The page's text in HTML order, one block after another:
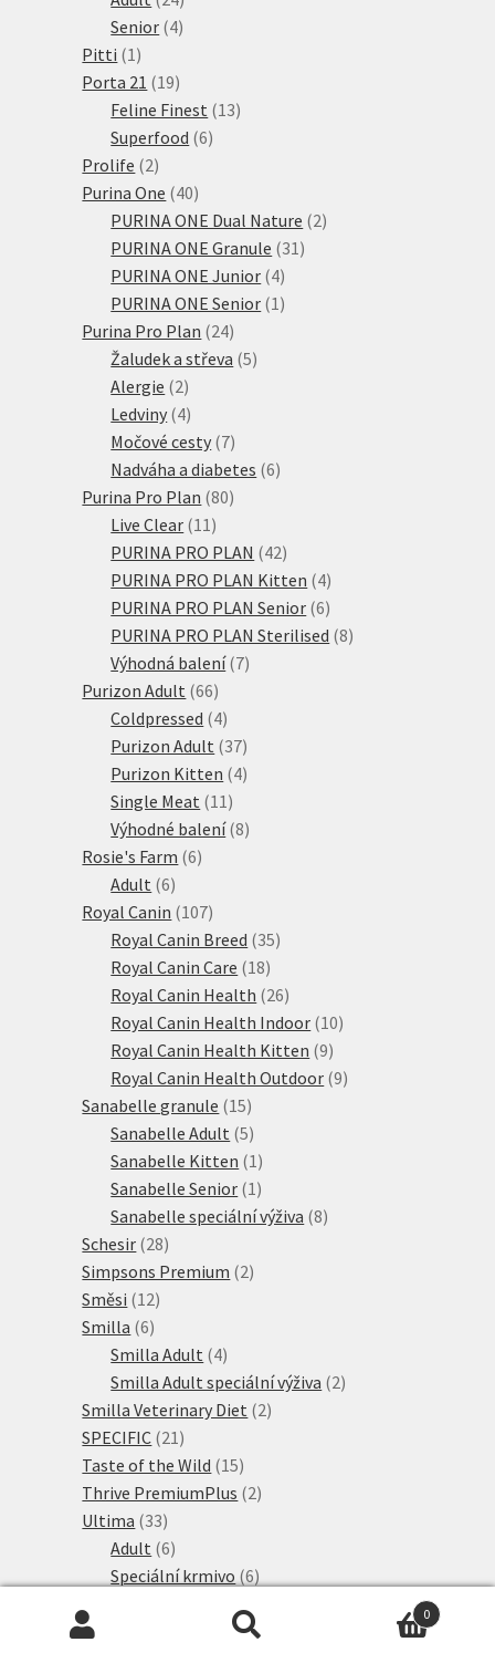
produktů
Senior 44
Pitti 1 1
produkt
Porta 21 1919
produktů
Feline Finest 1313
Superfood 66
Prolife 22
produkty
Purina One 4040
produktů
PURINA ONE Dual Nature 22
PURINA ONE Granule 31 31
PURINA ONE Junior 44
produkty
PURINA ONE Senior 1 1
Purina Pro Plan 2424
produktů
Žaludek a střeva 55
Alergie 22
produkty
Ledviny 44
produkty
Močové cesty 77
produktů
Nadváha a diabetes 66
Purina Pro Plan 8080
Live Clear 11 11
produktů
PURINA PRO PLAN 4242
produktů
PURINA PRO PLAN Kitten 44
produkty
PURINA PRO PLAN Senior 66
produktů
PURINA PRO PLAN Sterilised 88
Výhodná balení 77
Purizon Adult 6666
produktů
Coldpressed 44
produkty
Purizon Adult 3737
produktů
Purizon Kitten 44
Single Meat 11 11
produktů
Výhodné balení 88
Rosie's Farm 66
Adult 66
produktů
Royal Canin 107107
produktů
Royal Canin Breed 3535
Royal Canin Care 1818
produktů
Royal Canin Health 2626
produktů
Royal Canin Health Indoor 1010
Royal Canin Health Kitten 99
produktů
Royal Canin Health Outdoor 99
Sanabelle granule 1515
produktů
Sanabelle Adult 55
produktů
Sanabelle Kitten 1 1
produkt
Sanabelle Senior 1 1
produkt
Sanabelle speciální výživa 88
Schesir 2828
produktů
Simpsons Premium 22
Směsi 1212
Smilla 66
produktů
Smilla Adult 44
produkty
Smilla Adult speciální výživa 22
Smilla Veterinary Diet 22
SPECIFIC 21 21
produktů
Taste of the Wild 1515
produktů
Thrive PremiumPlus 22
Ultima 3333
produktů
Adult 66
produktů
Speciální krmivo 66
produkty
Ultima Sterilised 19
0